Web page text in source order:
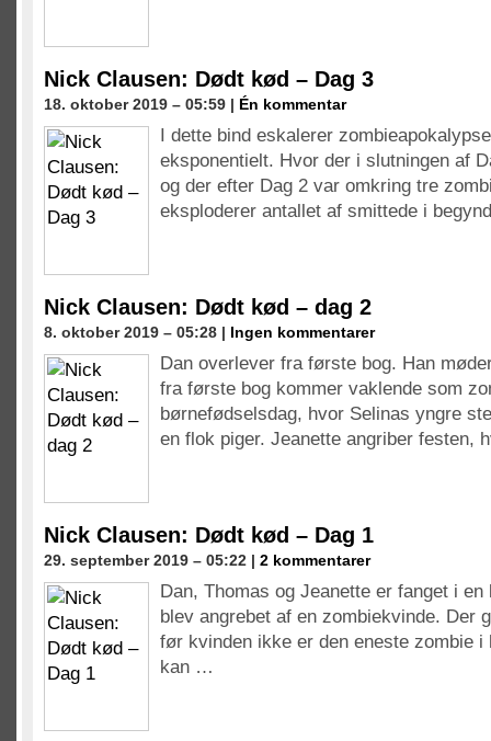
Nick Clausen: Dødt kød – Dag 3
18. oktober 2019 – 05:59 | Én kommentar
I dette bind eskalerer
eksponentielt. Hvor der i slutningen af
og der efter Dag 2 var omkring tre
eksploderer antallet af smittede i
Nick Clausen: Dødt kød – dag 2
8. oktober 2019 – 05:28 | Ingen kommentarer
Dan overlever fra første bog. Han
fra første bog kommer vaklende som
børnefødselsdag, hvor Selinas yngre
en flok piger. Jeanette angriber festen,
Nick Clausen: Dødt kød – Dag 1
29. september 2019 – 05:22 | 2 kommentarer
Dan, Thomas og Jeanette er fanget i
blev angrebet af en zombiekvinde. Der
før kvinden ikke er den eneste zombie i
kan …